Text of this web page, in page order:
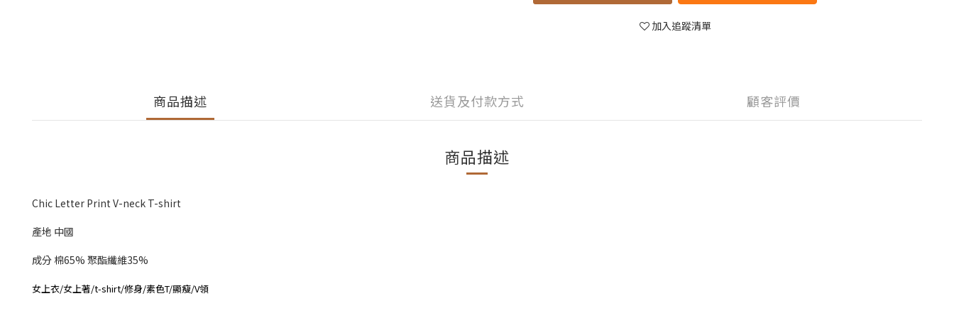
加入追蹤清單
商品描述 送貨及付款方式 顧客評價
商品描述
Chic Letter Print V-neck T-shirt
產地 中國
成分 棉65% 聚酯纖維35%
女上衣/女上著/t-shirt/修身/素色T/顯瘦/V領